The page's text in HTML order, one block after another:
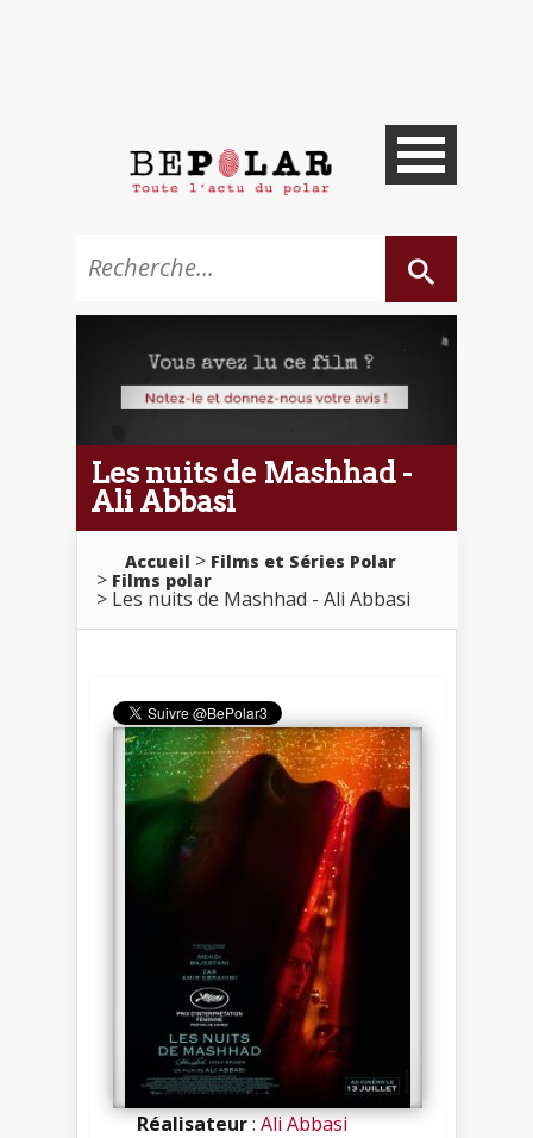
Les nuits de Mashhad -
Ali Abbasi
Accueil
Films et Séries Polar
Films polar
Les nuits de Mashhad - Ali Abbasi
Réalisateur:Ali Abbasi